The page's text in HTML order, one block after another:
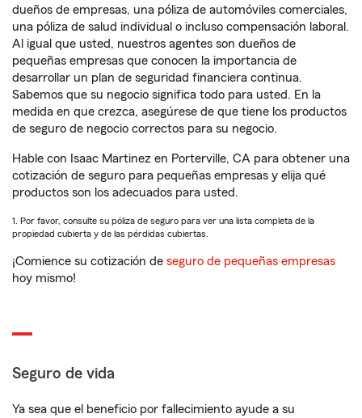
dueños de empresas, una póliza de automóviles comerciales,
una póliza de salud individual o incluso compensación laboral.
Al igual que usted, nuestros agentes son dueños de
pequeñas empresas que conocen la importancia de
desarrollar un plan de seguridad financiera continua.
Sabemos que su negocio significa todo para usted. En la
medida en que crezca, asegúrese de que tiene los productos
de seguro de negocio correctos para su negocio.
Hable con Isaac Martinez en Porterville, CA para obtener una
cotización de seguro para pequeñas empresas y elija qué
productos son los adecuados para usted.
1. Por favor, consulte su póliza de seguro para ver una lista completa de la
propiedad cubierta y de las pérdidas cubiertas.
¡Comience su cotización de seguro de pequeñas empresas
hoy mismo!
Seguro de vida
Ya sea que el beneficio por fallecimiento ayude a su